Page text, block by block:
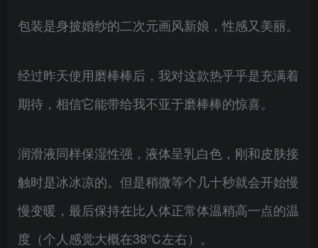
包装是身披婚纱的二次元画风新娘，性感又美丽。
经过昨天使用磨棒棒后，我对这款热乎乎是充满着
期待，相信它能带给我不亚于磨棒棒的惊喜。
润滑液同样保湿性强，液体呈乳白色，刚和皮肤接
触时是冰冰凉的。但是稍微等个几十秒就会开始慢
慢变暖，最后保持在比人体正常体温稍高一点的温
度（个人感觉大概在38℃左右）。